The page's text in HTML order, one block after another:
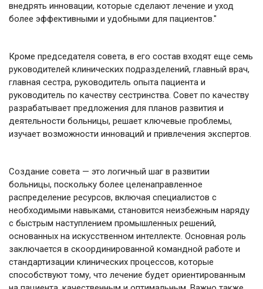
внедрять инновации, которые сделают лечение и уход
более эффективными и удобными для пациентов."
Кроме председателя совета, в его состав входят еще семь
руководителей клинических подразделений, главный врач,
главная сестра, руководитель опыта пациента и
руководитель по качеству сестринства. Совет по качеству
разрабатывает предложения для планов развития и
деятельности больницы, решает ключевые проблемы,
изучает возможности инноваций и привлечения экспертов.
Создание совета — это логичный шаг в развитии
больницы, поскольку более целенаправленное
распределение ресурсов, включая специалистов с
необходимыми навыками, становится неизбежным наряду
с быстрым наступлением промышленных решений,
основанных на искусственном интеллекте. Основная роль
заключается в скоординированной командной работе и
стандартизации клинических процессов, которые
способствуют тому, что лечение будет ориентированным